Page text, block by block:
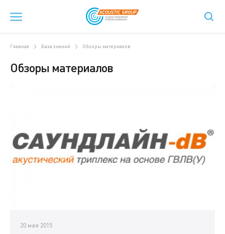
Главная База знаний Обзоры материалов
Обзоры материалов
20 мая 2015